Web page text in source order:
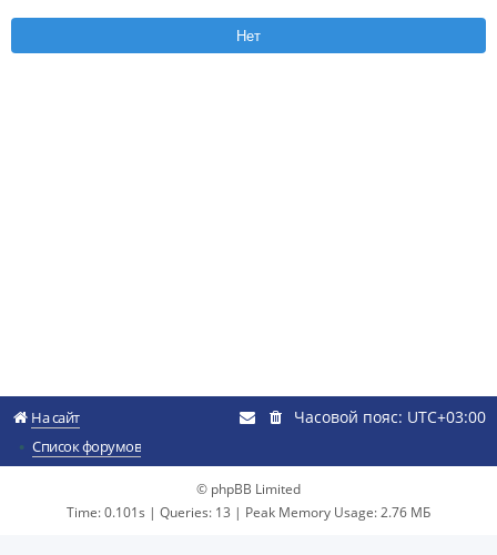
На сайт
Список форумов
Часовой пояс: UTC+03:00
© phpBB Limited
Time: 0.101s | Queries: 13 | Peak Memory Usage: 2.76 МБ